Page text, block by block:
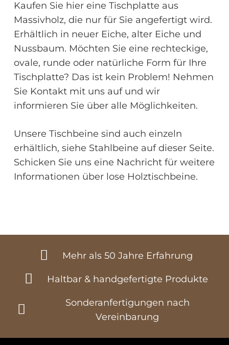
Kaufen Sie hier eine Tischplatte aus
Massivholz, die nur für Sie angefertigt wird.
Erhältlich in neuer Eiche, alter Eiche und
Nussbaum. Möchten Sie eine rechteckige,
ovale, runde oder natürliche Form für Ihre
Tischplatte? Das ist kein Problem! Nehmen
Sie Kontakt mit uns auf und wir
informieren Sie über alle Möglichkeiten.
Unsere Tischbeine sind auch einzeln
erhältlich, siehe Stahlbeine auf dieser Seite.
Schicken Sie uns eine Nachricht für weitere
Informationen über lose Holztischbeine.
Mehr als 50 Jahre Erfahrung
Haltbar & handgefertigte Produkte
Sonderanfertigungen nach
Vereinbarung